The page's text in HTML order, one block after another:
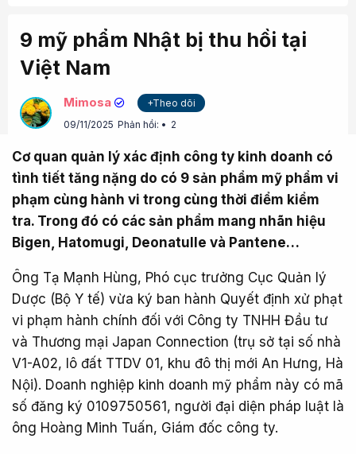
9 mỹ phẩm Nhật bị thu hồi tại
Việt Nam
Mimosa
+Theo dõi
09/11/2025 Phản hồi: 2
Cơ quan quản lý xác định công ty kinh doanh có
tình tiết tăng nặng do có 9 sản phẩm mỹ phẩm vi
phạm cùng hành vi trong cùng thời điểm kiểm
tra. Trong đó có các sản phẩm mang nhãn hiệu
Bigen, Hatomugi, Deonatulle và Pantene…
Ông Tạ Mạnh Hùng, Phó cục trưởng Cục Quản lý
Dược (Bộ Y tế) vừa ký ban hành Quyết định xử phạt
vi phạm hành chính đối với Công ty TNHH Đầu tư
và Thương mại Japan Connection (trụ sở tại số nhà
V1-A02, lô đất TTDV 01, khu đô thị mới An Hưng, Hà
Nội). Doanh nghiệp kinh doanh mỹ phẩm này có mã
số đăng ký 0109750561, người đại diện pháp luật là
ông Hoàng Minh Tuấn, Giám đốc công ty.